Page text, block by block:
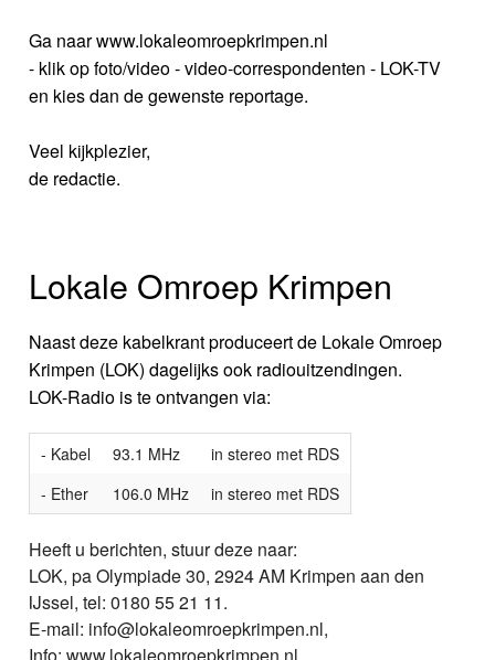
Ga naar www.lokaleomroepkrimpen.nl
- klik op foto/video - video-correspondenten - LOK-TV
en kies dan de gewenste reportage.
Veel kijkplezier,
de redactie.
Lokale Omroep Krimpen
Naast deze kabelkrant produceert de Lokale Omroep
Krimpen (LOK) dagelijks ook radiouitzendingen.
LOK-Radio is te ontvangen via:
- Kabel 93.1 MHz
in stereo met RDS
- Ether
106.0 MHz in stereo met RDS
Heeft u berichten, stuur deze naar:
LOK, pa Olympiade 30, 2924 AM Krimpen aan den
IJssel, tel: 0180 55 21 11.
E-mail: info@lokaleomroepkrimpen.nl,